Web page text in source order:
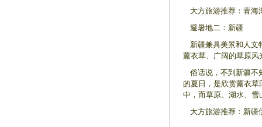
大方旅游推荐：青海
避暑地二：新疆
新疆兼具美景和人文
薰衣草、广阔的草原
俗话说，不到新疆不
的夏日，是欣赏薰衣草
中，而草原、湖水、
大方旅游推荐：新疆